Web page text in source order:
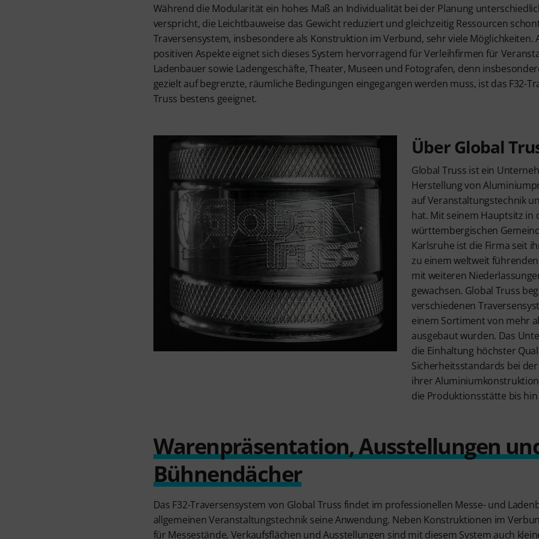
Während die Modularität ein hohes Maß an Individualität bei der Planung
verspricht, die Leichtbauweise das Gewicht reduziert und gleichzeitig Ressourcen
Traversensystem, insbesondere als Konstruktion im Verbund, sehr viele Möglichkeiten.
positiven Aspekte eignet sich dieses System hervorragend für Verleihfirmen für
Ladenbauer sowie Ladengeschäfte, Theater, Museen und Fotografen, denn
gezielt auf begrenzte, räumliche Bedingungen eingegangen werden muss, ist das F32-
Truss bestens geeignet.
Über Global
Global Truss ist ein
Herstellung von
auf Veranstaltungstechnik
hat. Mit seinem Hauptsitz in
württembergischen
Karlsruhe ist die Firma seit
zu einem weltweit
mit weiteren
gewachsen. Global Truss
verschiedenen
einem Sortiment von mehr
ausgebaut wurden. Das
die Einhaltung höchster
Sicherheitsstandards bei
ihrer
die Produktionsstätte bis
Warenpräsentation, Ausstellungen
Bühnendächer
Das F32-Traversensystem von Global Truss findet im professionellen Messe- und
allgemeinen Veranstaltungstechnik seine Anwendung. Neben Konstruktionen im
für Messestände, Verkaufsflächen und Ausstellungen sind mit diesem System auch